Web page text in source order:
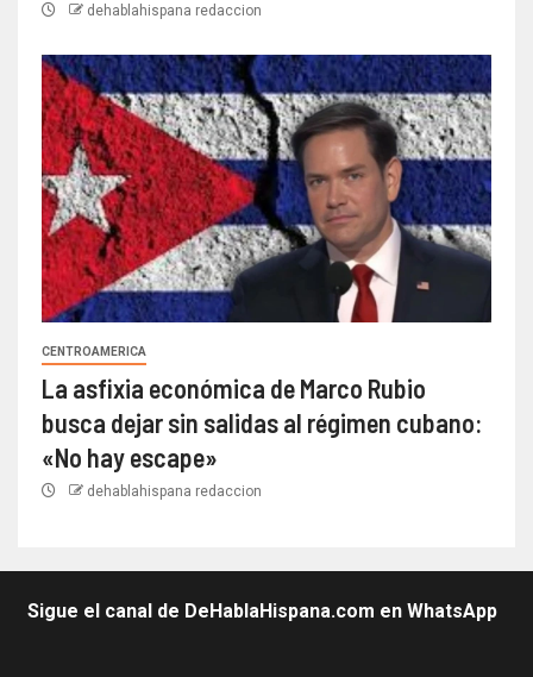
dehablahispana redaccion
CENTROAMERICA
La asfixia económica de Marco Rubio
busca dejar sin salidas al régimen cubano:
«No hay escape»
dehablahispana redaccion
Sigue el canal de DeHablaHispana.com en WhatsApp